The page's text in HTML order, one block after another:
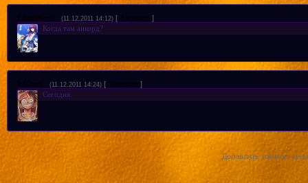
1 dezmont (11.12.2011 14:12) [Материал ]
Когда там анкорд?
2 Grom (11.12.2011 14:24) [Материал ]
Сегодня.
Добавлять